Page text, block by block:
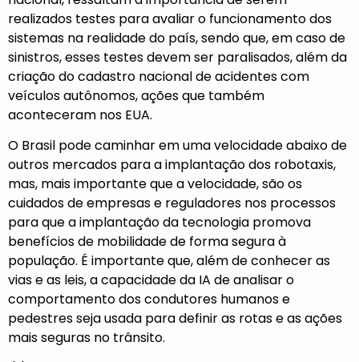
realizados testes para avaliar o funcionamento dos
sistemas na realidade do país, sendo que, em caso de
sinistros, esses testes devem ser paralisados, além da
criação do cadastro nacional de acidentes com
veículos autônomos, ações que também
aconteceram nos EUA.
O Brasil pode caminhar em uma velocidade abaixo de
outros mercados para a implantação dos robotaxis,
mas, mais importante que a velocidade, são os
cuidados de empresas e reguladores nos processos
para que a implantação da tecnologia promova
benefícios de mobilidade de forma segura à
população. É importante que, além de conhecer as
vias e as leis, a capacidade da IA de analisar o
comportamento dos condutores humanos e
pedestres seja usada para definir as rotas e as ações
mais seguras no trânsito.